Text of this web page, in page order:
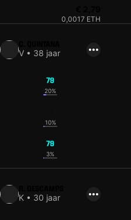
0,0017 ETH
V • 38 jaar
79
20%
10%
79
3%
K • 30 jaar